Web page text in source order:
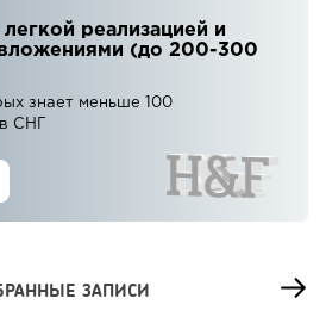
реализацией и
(до 200-300
знает меньше 100
СНГ
ЗАПИСИ